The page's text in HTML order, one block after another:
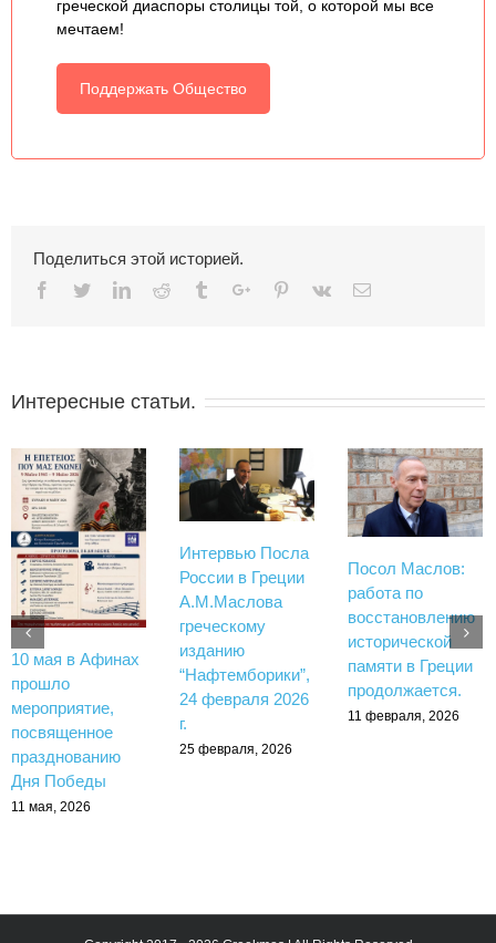
греческой диаспоры столицы той, о которой мы все
мечтаем!
Поддержать Общество
Поделиться этой историей.
Facebook
TwitterLinkedinReddit TumblrGoogle+Pinterest
Vk Email
Интересные статьи.
10 мая в Афинах
прошло
мероприятие,
посвященное
празднованию
Дня Победы
11 мая, 2026
Интервью Посла
России в Греции
А.М.Маслова
греческому
изданию
“Нафтемборики”,
24 февраля 2026
г.
25 февраля, 2026
Посол Маслов:
работа по
восстановлению
исторической
памяти в Греции
продолжается.
11 февраля, 2026